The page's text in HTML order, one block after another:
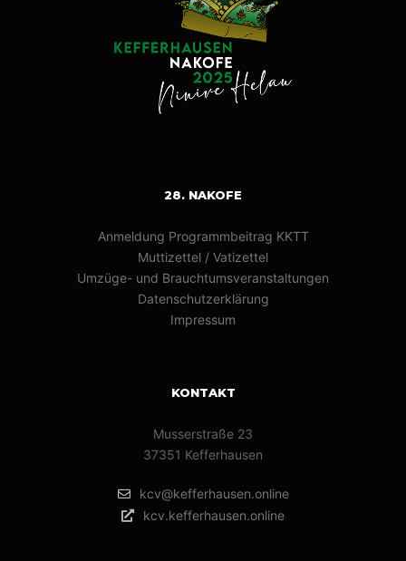
28. NAKOFE
Anmeldung Programmbeitrag KKTT
Muttizettel / Vatizettel
Umzüge- und Brauchtumsveranstaltungen
Datenschutzerklärung
Impressum
KONTAKT
Musserstraße 23
37351 Kefferhausen
kcv@kefferhausen.online
kcv.kefferhausen.online